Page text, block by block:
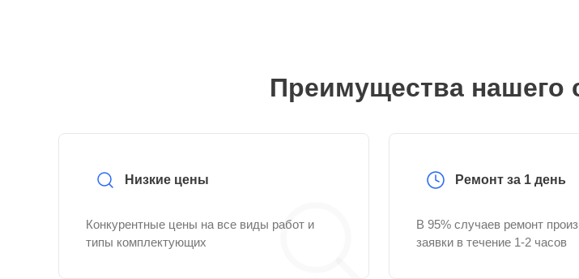
Преимущества нашего
Низкие цены
Конкурентные цены на все виды работ и
типы комплектующих
Ремонт за 1 день
В 95% случаев ремонт
заявки в течение 1-2 часов